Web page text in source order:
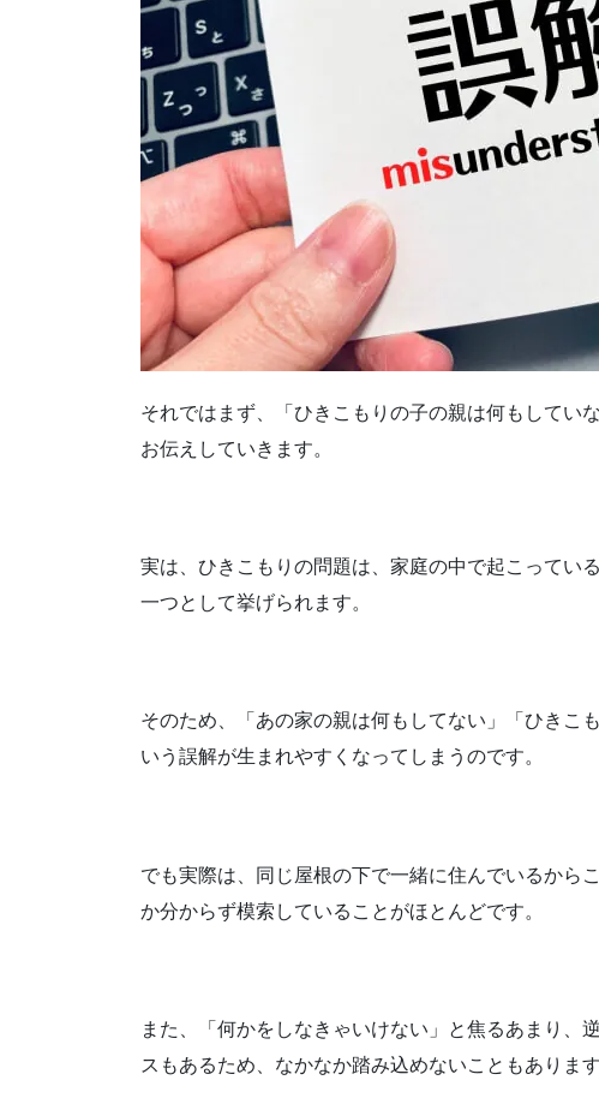
それではまず、「ひきこもりの子の親は何もしてい
お伝えしていきます。
実は、ひきこもりの問題は、家庭の中で起こってい
一つとして挙げられます。
そのため、「あの家の親は何もしてない」「ひきこ
いう誤解が生まれやすくなってしまうのです。
でも実際は、同じ屋根の下で一緒に住んでいるから
か分からず模索していることがほとんどです。
また、「何かをしなきゃいけない」と焦るあまり、
スもあるため、なかなか踏み込めないこともあります